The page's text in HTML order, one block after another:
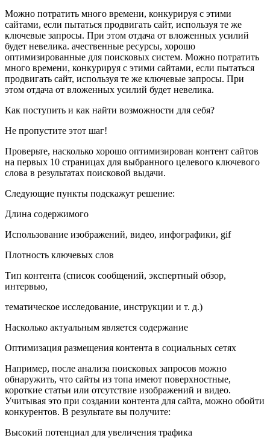
Можно потратить много времени, конкурируя с этими
сайтами, если пытаться продвигать сайт, используя те же
ключевые запросы. При этом отдача от вложенных усилий
будет невелика. ачественные ресурсы, хорошо
оптимизированные для поисковых систем. Можно потратить
много времени, конкурируя с этими сайтами, если пытаться
продвигать сайт, используя те же ключевые запросы. При
этом отдача от вложенных усилий будет невелика.
Как поступить и как найти возможности для себя?
Не пропустите этот шаг!
Проверьте, насколько хорошо оптимизирован контент сайтов
на первых 10 страницах для выбранного целевого ключевого
слова в результатах поисковой выдачи.
Следующие пункты подскажут решение:
Длина содержимого
Использование изображений, видео, инфографики, gif
Плотность ключевых слов
Тип контента (список сообщений, экспертный обзор,
интервью,
тематическое исследование, инструкции и т. д.)
Насколько актуальным является содержание
Оптимизация размещения контента в социальных сетях
Например, после анализа поисковых запросов можно
обнаружить, что сайты из топа имеют поверхностные,
короткие статьи или отсутствие изображений и видео.
Учитывая это при создании контента для сайта, можно обойти
конкурентов. В результате вы получите:
Высокий потенциал для увеличения трафика